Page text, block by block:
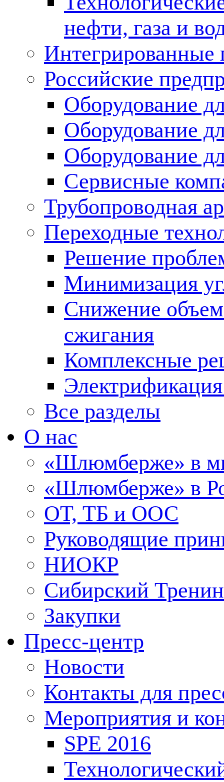
нефти, газа и
Российские
Оборудование
Оборудование
Оборудование
Сервисные
Трубопроводная
Переходные
Решение
Минимизация
Снижение
сжигания
Комплексные
Все разделы
О нас
«Шлюмберже» в
«Шлюмберже» в
ОТ, ТБ и ООС
Руководящие
НИОКР
Сибирский
Закупки
Пресс-центр
Новости
Контакты для
Мероприятия и
SPE 2016